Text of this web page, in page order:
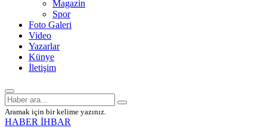
Magazin
Spor
Foto Galeri
Video
Yazarlar
Künye
İletişim
Aramak için bir kelime yazınız.
HABER İHBAR